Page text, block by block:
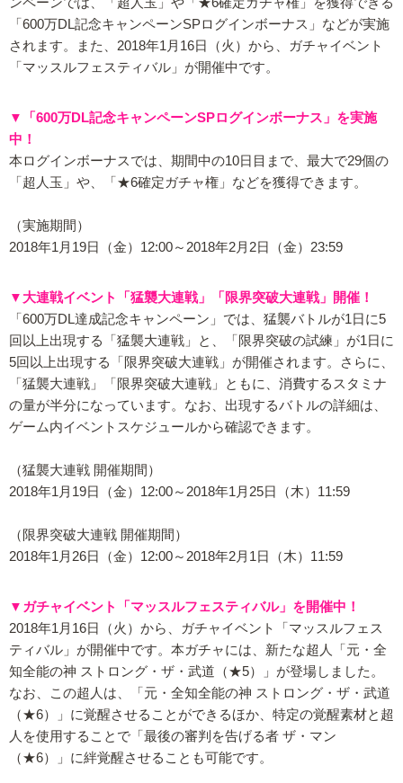
「600万DL記念キャンペーンSPログインボーナス」などが実施
されます。また、2018年1月16日（火）から、ガチャイベント
「マッスルフェスティバル」が開催中です。
▼「600万DL記念キャンペーンSPログインボーナス」を実施
中！
本ログインボーナスでは、期間中の10日目まで、最大で29個の
「超人玉」や、「★6確定ガチャ権」などを獲得できます。
（実施期間）
2018年1月19日（金）12:00～2018年2月2日（金）23:59
▼大連戦イベント「猛襲大連戦」「限界突破大連戦」開催！
「600万DL達成記念キャンペーン」では、猛襲バトルが1日に5
回以上出現する「猛襲大連戦」と、「限界突破の試練」が1日に
5回以上出現する「限界突破大連戦」が開催されます。さらに、
「猛襲大連戦」「限界突破大連戦」ともに、消費するスタミナ
の量が半分になっています。なお、出現するバトルの詳細は、
ゲーム内イベントスケジュールから確認できます。
（猛襲大連戦 開催期間）
2018年1月19日（金）12:00～2018年1月25日（木）11:59
（限界突破大連戦 開催期間）
2018年1月26日（金）12:00～2018年2月1日（木）11:59
▼ガチャイベント「マッスルフェスティバル」を開催中！
2018年1月16日（火）から、ガチャイベント「マッスルフェス
ティバル」が開催中です。本ガチャには、新たな超人「元・全
知全能の神 ストロング・ザ・武道（★5）」が登場しました。
なお、この超人は、「元・全知全能の神 ストロング・ザ・武道
（★6）」に覚醒させることができるほか、特定の覚醒素材と超
人を使用することで「最後の審判を告げる者 ザ・マン
（★6）」に絆覚醒させることも可能です。